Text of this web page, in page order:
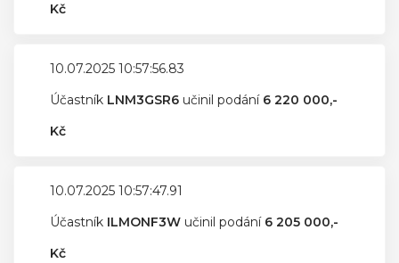
Kč
10.07.2025 10:57:56.83
Účastník LNM3GSR6 učinil podání 6 220 000,-
Kč
10.07.2025 10:57:47.91
Účastník ILMONF3W učinil podání 6 205 000,-
Kč